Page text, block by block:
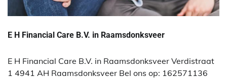
E H Financial Care B.V. in Raamsdonksveer
E H Financial Care B.V. in Raamsdonksveer Verdistraat
1 4941 AH Raamsdonksveer Bel ons op: 162571136